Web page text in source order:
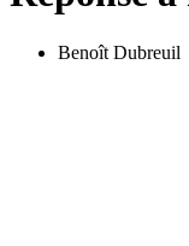
Benoît Dubreuil